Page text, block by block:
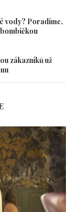
vody? Poradíme,
zákazníků už